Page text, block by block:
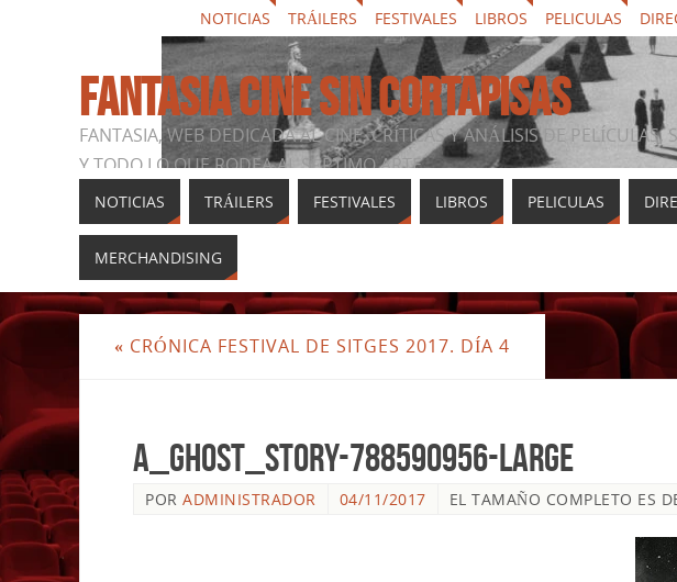
NOTICIAS TRÁILERS FESTIVALES LIBROS PELICULAS
FANTASIA CINE SIN CORTAPISAS
FANTASIA, WEB DEDICADA AL CINE, CRÍTICAS Y ANÁLISIS DE
Y TODO LO QUE RODEA AL SÉPTIMO ARTE
NOTICIAS TRÁILERS FESTIVALES LIBROS PELICULAS
MERCHANDISING
« CRÓNICA FESTIVAL DE SITGES 2017. DÍA 4
a_ghost_story-788590956-large
POR ADMINISTRADOR 04/11/2017 EL TAMAÑO COMPLETO ES